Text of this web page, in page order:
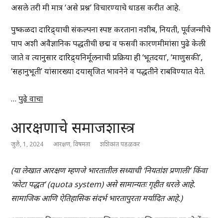
असले तरी मी मात्र ‘असे प्रश्न’ विचारण्याचे धाडस करीत आहे.
पुष्कळदा दारिद्र्याची संकल्पना स्पष्ट करताना नशीब, नियती, पूर्वजन्मीचे
पाप अशी अवैज्ञानिक पद्धतीची छद्म व फसवी कारणमीमांसा पुढे केली
जाते व त्यानुसार दारिद्र्यनिर्मूलनाची प्रक्रिया ही ‘भूतदया’, ‘माणुसकी’,
‘सहानुभूती’ यांसारख्या दयासृजित भावनेने व पद्धतीने राबविण्यात येते.
…पुढे वाचा
आरक्षणाचे समाजशास्त्र
जुलै, 1, 2024 आरक्षण,विषमता शशिकांत पडळकर
(या लेखात आरक्षण म्हणजे भारतातील सध्याची ‘नियतांश प्रणाली’ किंवा
‘कोटा पद्धत’ (quota system) असे सामान्यतः गृहीत धरले आहे.
सामाजिक आणि ऐतिहासिक संदर्भ भारतापुरता मर्यादित आहे.)